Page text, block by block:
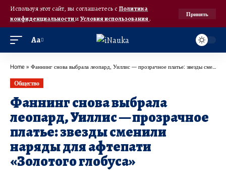
Используя этот сайт, вы соглашаетесь с Политика
конфиденциальностииУсловия использования.
Принять
Аа
Home » Фаннинг снова выбрала леопард, Уиллис — прозрачное платье: звезды сменили наряды для афтепати «Золотого глобуса»
Общество
Фаннинг снова выбрала
леопард, Уиллис — прозрачное
платье: звезды сменили
наряды для афтепати
«Золотого глобуса»